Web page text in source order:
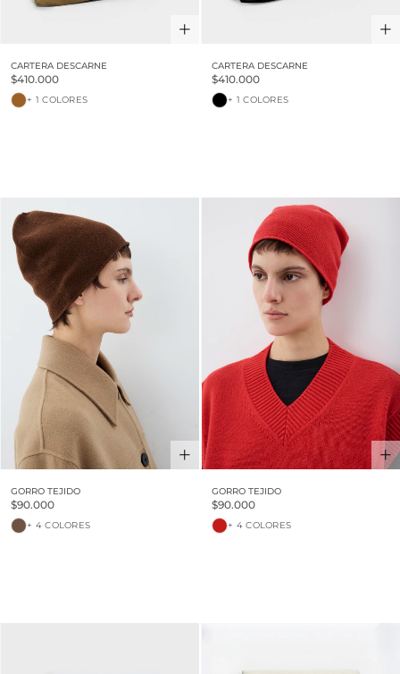
CARTERA DESCARNE
$410.000
+ 1 COLORES
CARTERA DESCARNE
$410.000
+ 1 COLORES
GORRO TEJIDO
$90.000
+ 4 COLORES
GORRO TEJIDO
$90.000
+ 4 COLORES